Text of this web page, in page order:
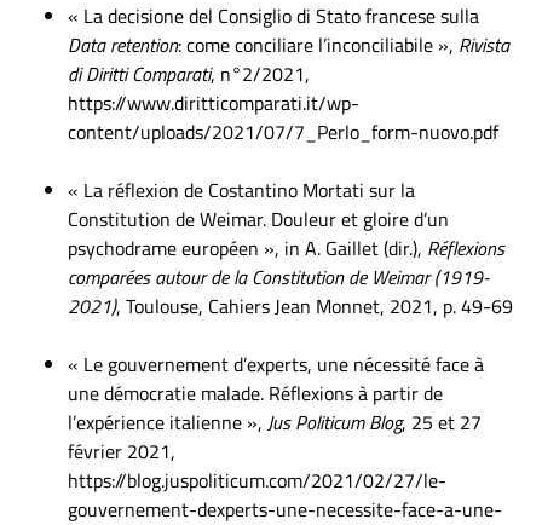
« La decisione del Consiglio di Stato francese sulla
Data retention: come conciliare l’inconciliabile », Rivista
di Diritti Comparati, n°2/2021,
https://www.diritticomparati.it/wp-
content/uploads/2021/07/7_Perlo_form-nuovo.pdf
« La réflexion de Costantino Mortati sur la
Constitution de Weimar. Douleur et gloire d’un
psychodrame européen », in A. Gaillet (dir.), Réflexions
comparées autour de la Constitution de Weimar (1919-
2021), Toulouse, Cahiers Jean Monnet, 2021, p. 49-69
« Le gouvernement d’experts, une nécessité face à
une démocratie malade. Réflexions à partir de
l’expérience italienne », Jus Politicum Blog, 25 et 27
février 2021,
https://blog.juspoliticum.com/2021/02/27/le-
gouvernement-dexperts-une-necessite-face-a-une-